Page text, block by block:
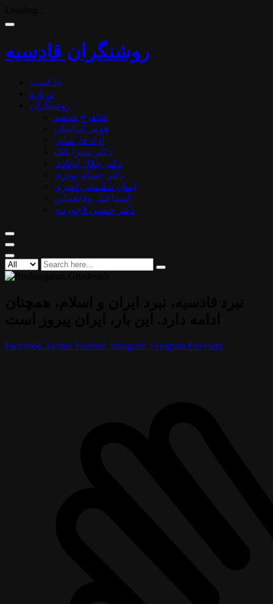
روشنگران قادسیه
پادکست
درباره
روشنگران
شاهرخ شاهید
هومر آبرامیان
آزاد فارسانی
دکتر میترا بابک
دکتر جلال ایجادی
دکتر حسام نوذری
ایمان سلیمانی امیری
اسماعیل وفایغمایی
دکتر حسین لاجوردی
Facebook TwitterYoutube Instagram Telegram Envelope